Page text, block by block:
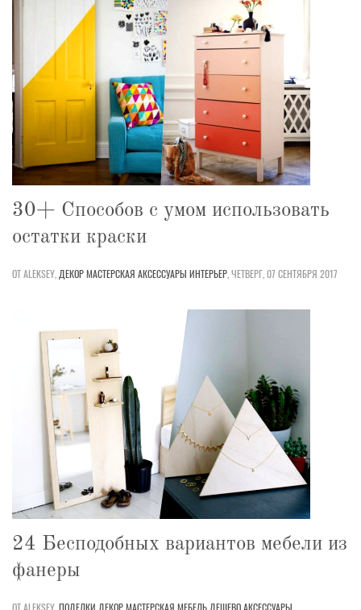
30+ Способов с умом использовать
остатки краски
ОТ ALEKSEY, ДЕКОРМАСТЕРСКАЯ АКСЕССУАРЫ ИНТЕРЬЕР,ЧЕТВЕРГ, 07 СЕНТЯБРЯ 2017
24 Бесподобных вариантов мебели из
фанеры